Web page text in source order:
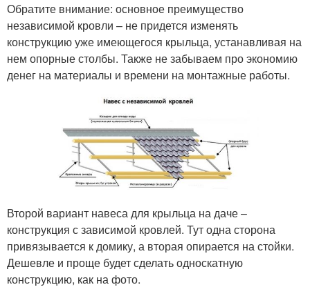
Обратите внимание: основное преимущество
независимой кровли – не придется изменять
конструкцию уже имеющегося крыльца, устанавливая на
нем опорные столбы. Также не забываем про экономию
денег на материалы и времени на монтажные работы.
Второй вариант навеса для крыльца на даче –
конструкция с зависимой кровлей. Тут одна сторона
привязывается к домику, а вторая опирается на стойки.
Дешевле и проще будет сделать односкатную
конструкцию, как на фото.